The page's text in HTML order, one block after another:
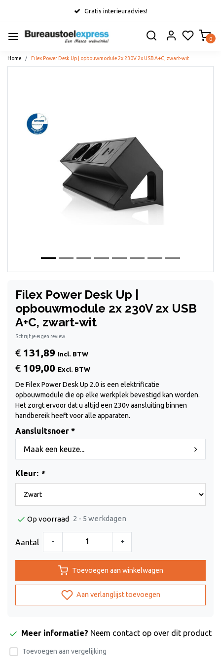
Gratis interieuradvies!
0
Home Filex Power Desk Up | opbouwmodule 2x 230V 2x USB A+C, zwart-wit
Filex Power Desk Up |
opbouwmodule 2x 230V 2x USB
A+C, zwart-wit
Schrijf je eigen review
€ 131,89 Incl. BTW
€ 109,00 Excl. BTW
De Filex Power Desk Up 2.0 is een elektrificatie
opbouwmodule die op elke werkplek bevestigd kan worden.
Het zorgt ervoor dat u altijd een 230v aansluiting binnen
handbereik heeft voor alle apparaten.
Aansluitsnoer *
Maak een keuze...
Kleur: *
Op voorraad 2 - 5 werkdagen
Aantal - +
Toevoegen aan winkelwagen
Aan verlanglijst toevoegen
Meer informatie? Neem contact op over dit product
Toevoegen aan vergelijking